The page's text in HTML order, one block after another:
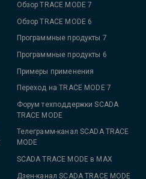
Обзор TRACE MODE 7
Обзор TRACE MODE 6
Программные продукты 7
Программные продукты 6
Примеры применения
Переход на TRACE MODE 7
Форум техподдержки SCADA
TRACE MODE
Телеграмм-канал SCADA TRACE
MODE
SCADA TRACE MODE в MAX
Дзен-канал SCADA TRACE MODE